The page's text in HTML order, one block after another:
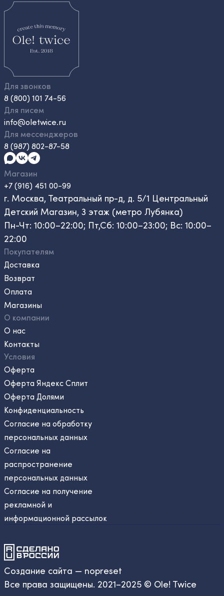
Для звонков
8 (800) 101 74-56
Для писем
info@oletwice.ru
Для мессенджеров
8 (987) 802-87-58
Магазин
+7 (916) 451 00-99
г. Москва, Театральный пр-д, д. 5/1 Центральный
Детский Магазин, 3 этаж (метро Лубянка)
Пн-Чт: 10:00–22:00; Пт,Сб: 10:00–23:00; Вс: 10:00–
22:00
Покупателям
Доставка
Возврат
Оплата
Магазины
О компании
О нас
Контакты
Условия
Оферта
Оферта Яндекс Сплит
Оферта Долями
Конфиденциальность
Согласие на обработку
персональных данных
Согласие на
распространение
персональных данных
Согласие на получение
рекламной и
информационной рассылок
Создание сайта — nopreset
Все права защищены. 2021–2025 © Ole! Twice